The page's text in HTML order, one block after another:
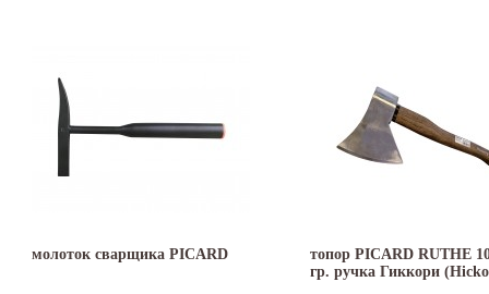
молоток сварщика PICARD
топор PICARD RUTHE
гр. ручка Гиккори